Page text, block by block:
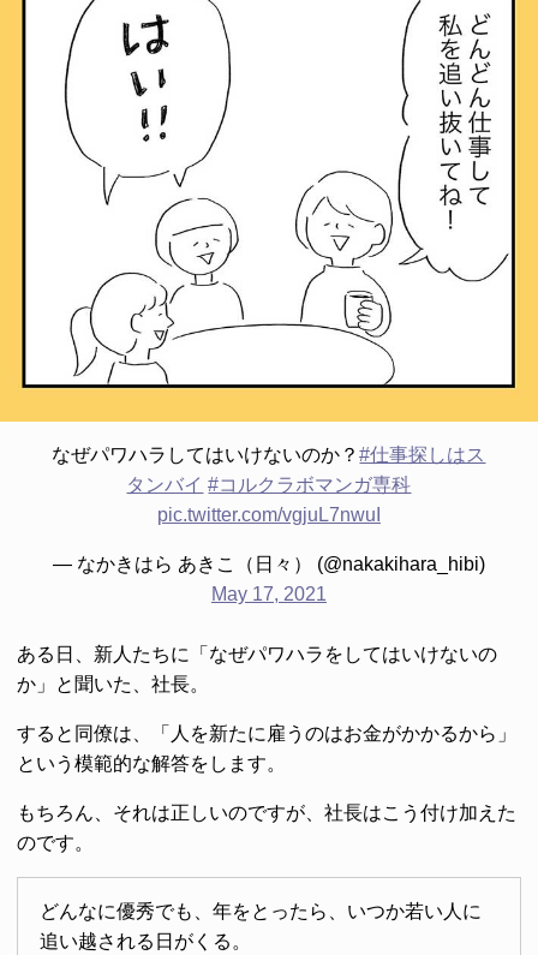
なぜパワハラしてはいけないのか？#仕事探しはス
タンバイ #コルクラボマンガ専科
pic.twitter.com/vgjuL7nwuI
— なかきはら あきこ（日々） (@nakakihara_hibi)
May 17, 2021
ある日、新人たちに「なぜパワハラをしてはいけないの
か」と聞いた、社長。
すると同僚は、「人を新たに雇うのはお金がかかるから」
という模範的な解答をします。
もちろん、それは正しいのですが、社長はこう付け加えた
のです。
どんなに優秀でも、年をとったら、いつか若い人に
追い越される日がくる。